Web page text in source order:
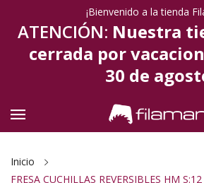
¡Bienvenido a la tienda
ATENCIÓN: Nuestra
cerrada por
30 de
Inicio
FRESA CUCHILLAS REVERSIBLES HM